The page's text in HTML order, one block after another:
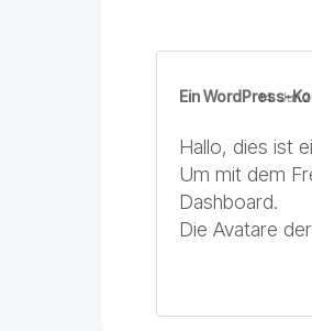
Ein WordPress-
14. Juli
Hallo, dies ist
Um mit dem
Dashboard.
Die Avatare